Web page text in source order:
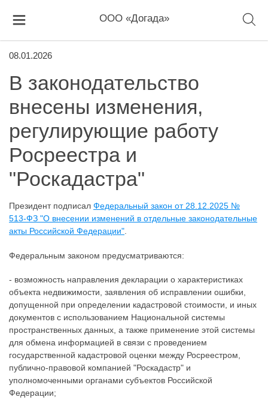
ООО «Догада»
08.01.2026
В законодательство
внесены изменения,
регулирующие работу
Росреестра и
"Роскадастра"
Президент подписал Федеральный закон от 28.12.2025 №
513-ФЗ "О внесении изменений в отдельные законодательные
акты Российской Федерации"
Федеральным законом предусматриваются:
- возможность направления декларации о характеристиках
объекта недвижимости, заявления об исправлении ошибки,
допущенной при определении кадастровой стоимости, и иных
документов с использованием Национальной системы
пространственных данных, а также применение этой системы
для обмена информацией в связи с проведением
государственной кадастровой оценки между Росреестром,
публично-правовой компанией "Роскадастр" и
уполномоченными органами субъектов Российской
Федерации;